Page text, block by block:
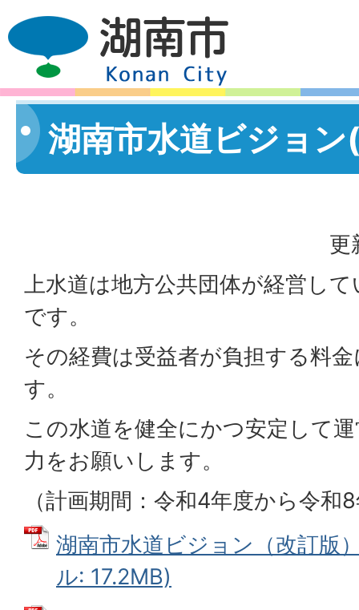
湖南市水道ビジョ
更
上水道は地方公共団体が経営し
です。
その経費は受益者が負担する料
す。
この水道を健全にかつ安定して
力をお願いします。
（計画期間：令和4年度から令和
湖南市水道ビジョン（改訂版
ル: 17.2MB)